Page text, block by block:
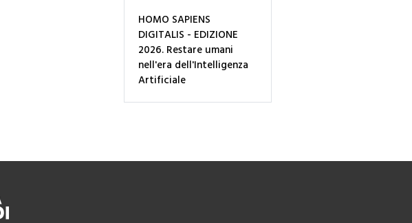
HOMO SAPIENS
DIGITALIS - EDIZIONE
2026. Restare umani
nell'era dell'Intelligenza
Artificiale